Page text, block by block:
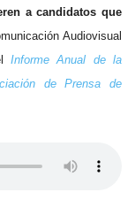
a candidatos que
Audiovisual
Informe Anual de la
de Prensa de